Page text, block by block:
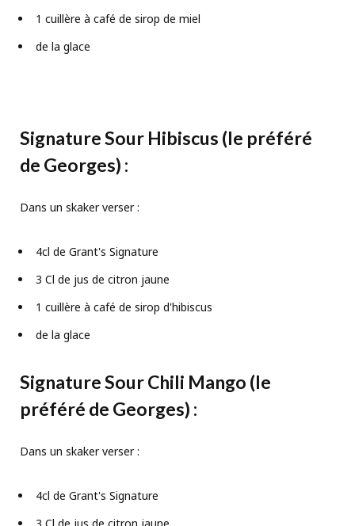
1 cuillère à café de sirop de miel
de la glace
Signature Sour Hibiscus (le préféré
de Georges) :
Dans un skaker verser :
4cl de Grant's Signature
3 Cl de jus de citron jaune
1 cuillère à café de sirop d'hibiscus
de la glace
Signature Sour Chili Mango (le
préféré de Georges) :
Dans un skaker verser :
4cl de Grant's Signature